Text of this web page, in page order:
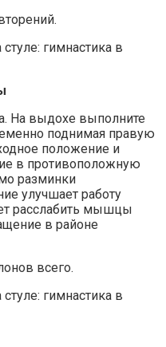
На выдохе выполните
поднимая правую
положение и
в противоположную
разминки
улучшает работу
расслабить мышцы
в районе
всего.